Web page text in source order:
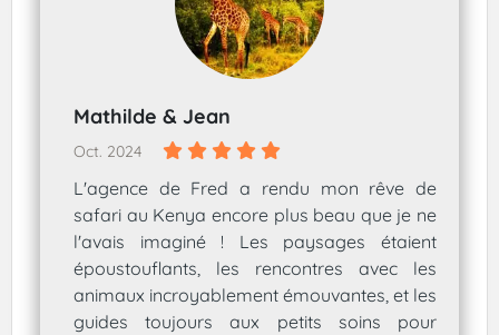
Mathilde & Jean
Oct. 2024
L'agence de Fred a rendu mon rêve de
safari au Kenya encore plus beau que je ne
l'avais imaginé ! Les paysages étaient
époustouflants, les rencontres avec les
animaux incroyablement émouvantes, et les
guides toujours aux petits soins pour